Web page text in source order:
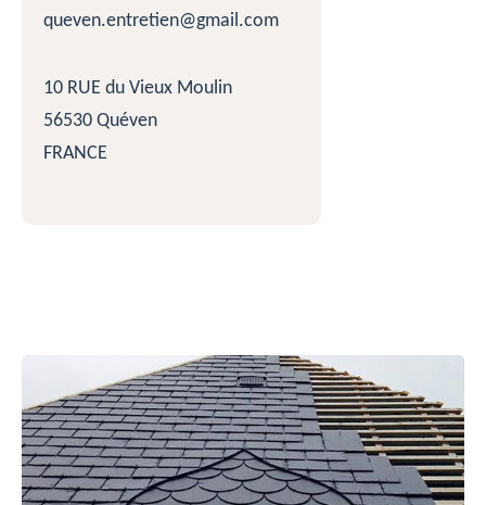
queven.entretien@gmail.com
10 RUE du Vieux Moulin
56530 Quéven
FRANCE